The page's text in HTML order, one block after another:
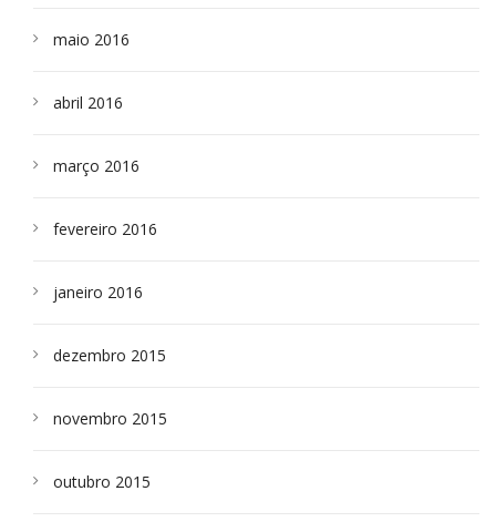
maio 2016
abril 2016
março 2016
fevereiro 2016
janeiro 2016
dezembro 2015
novembro 2015
outubro 2015